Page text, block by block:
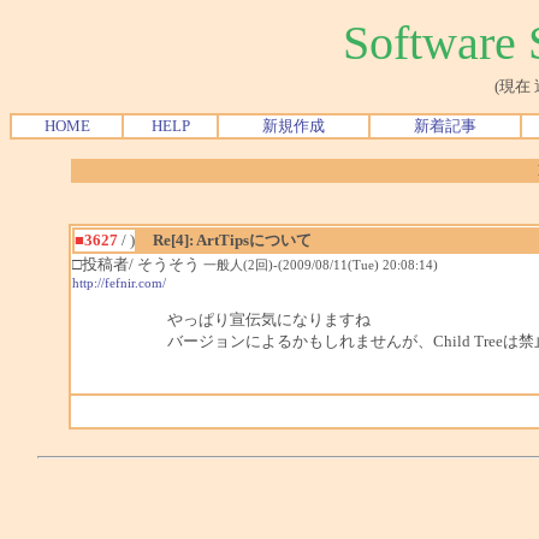
Software
(現在
HOME HELP 新規作成 新着記事
■3627/ )
Re[4]: ArtTipsについて
□投稿者/ そうそう 一般人(2回)-(2009/08/11(Tue) 20:08:14)
http://fefnir.com/
やっぱり宣伝気になりますね
バージョンによるかもしれませんが、Child Treeは